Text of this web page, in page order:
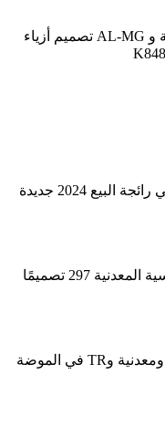
أرخص النظارات الشمسية المعدنية و AL-MG تصميم أزياء
نظارات شمسية للكمبيوتر الشخصي رائجة البيع 2024 جديدة
أرخص ترويج أزياء النظارات الشمسية المعدنية 297 تصميمًا
أرخص نظارات شمسية مستقطبة ومعدنية وTR في الموضة